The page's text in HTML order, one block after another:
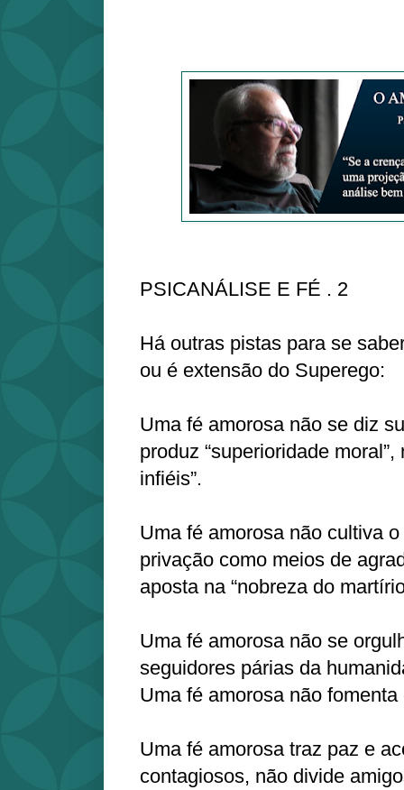
PSICANÁLISE E FÉ . 2
Há outras pistas para se
ou é extensão do Superego:
Uma fé amorosa não se diz
produz “superioridade
infiéis”.
Uma fé amorosa não cultiva
privação como meios de
aposta na “nobreza do
Uma fé amorosa não se
seguidores párias da
Uma fé amorosa não fomenta
Uma fé amorosa traz paz e
contagiosos, não divide